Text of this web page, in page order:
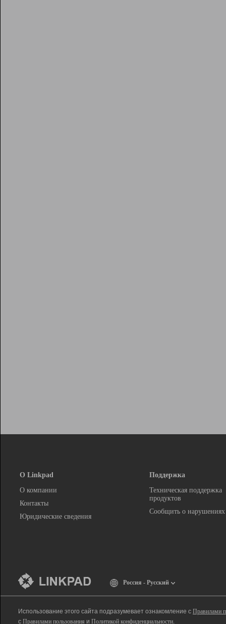
О Linkpad
О компании
Контакты
Юридические сведения
Поддержка
Техническая поддержка
продуктов
Сообщить о нарушениях
Россия - Русский
Использование этого сайта подразумевает ознакомление с Правилами
с Правилами пользования и Политикой конфиденциальности.